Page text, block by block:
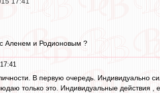
Аленем и Родионовым ?
В первую очередь. Индивидуально
только это. Индивидуальные действия ,